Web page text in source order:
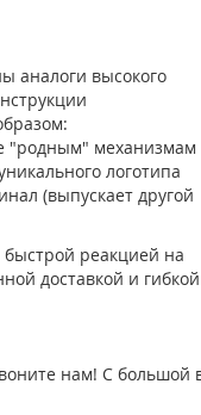
аналоги высокого
"родным" механизмам
логотипа
(выпускает другой
реакцией на
доставкой и гибкой
нам! С большой